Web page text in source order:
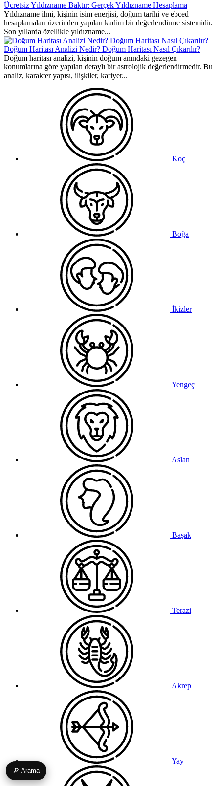
Ücretsiz Yıldızname Baktır: Gerçek Yıldızname Hesaplama
Yıldızname ilmi, kişinin isim enerjisi, doğum tarihi ve ebced
hesaplamaları üzerinden yapılan kadim bir değerlendirme sistemidir.
Son yıllarda özellikle yıldızname...
Doğum Haritası Analizi Nedir? Doğum Haritası Nasıl Çıkarılır?
Doğum haritası analizi, kişinin doğum anındaki gezegen
konumlarına göre yapılan detaylı bir astrolojik değerlendirmedir. Bu
analiz, karakter yapısı, ilişkiler, kariyer...
Koç
Boğa
İkizler
Yengeç
Aslan
Başak
Terazi
Akrep
Yay
🔎 Arama